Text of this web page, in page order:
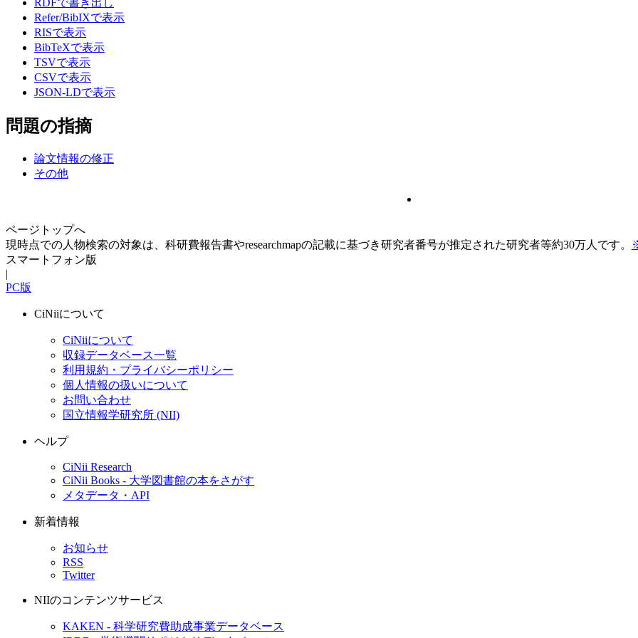
RDFで書き出し
Refer/BibIXで表示
RISで表示
BibTeXで表示
TSVで表示
CSVで表示
JSON-LDで表示
問題の指摘
論文情報の修正
その他
ページトップへ
現時点での人物検索の対象は、科研費報告書やresearchmapの記載に基づき研究者番号が推定された研究者等約30万人です。
スマートフォン版
|
PC版
CiNiiについて
CiNiiについて
収録データベース一覧
利用規約・プライバシーポリシー
個人情報の扱いについて
お問い合わせ
国立情報学研究所 (NII)
ヘルプ
CiNii Research
CiNii Books - 大学図書館の本をさがす
メタデータ・API
新着情報
お知らせ
RSS
Twitter
NIIのコンテンツサービス
KAKEN - 科学研究費助成事業データベース